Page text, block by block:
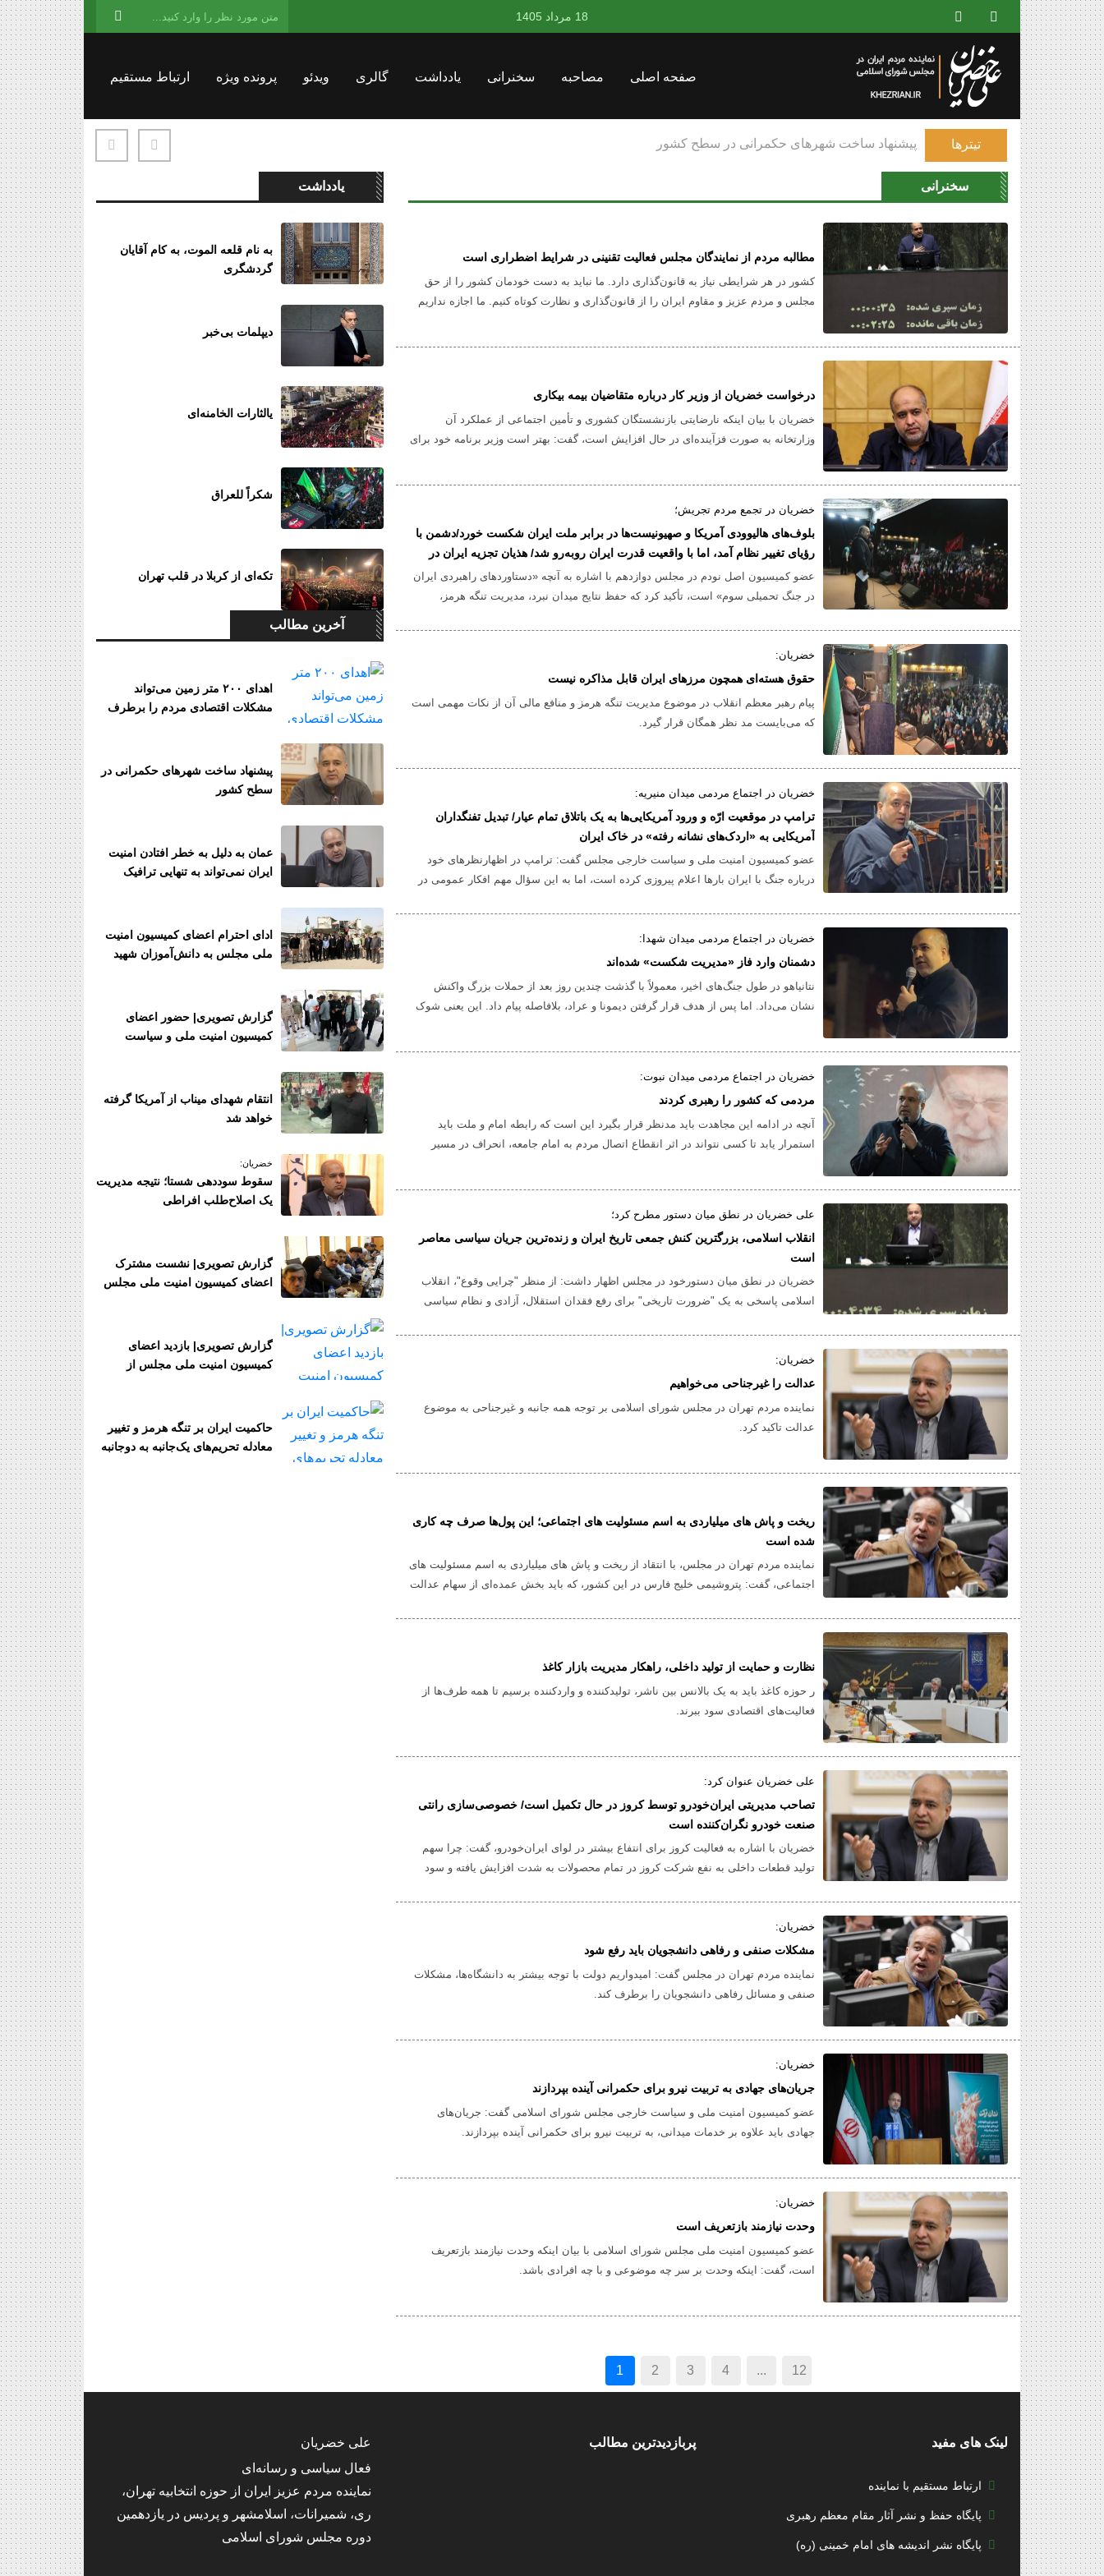
18 مرداد 1405
صفحه اصلی مصاحبه سخنرانی یادداشت گالری ویدئو پرونده ویژه ارتباط مستقیم
تیترها عمان به دلیل به خطر افتادن امنیت ایران نمی‌تواند به تنهایی ترافیک دریایی را در تنگه هرمز اجرایی نماید
سخنرانی
مطالبه مردم از نمایندگان مجلس فعالیت تقنینی در شرایط اضطراری است
کشور در هر شرایطی نیاز به قانون‌گذاری دارد. ما نباید به دست خودمان کشور را از حق
مجلس و مردم عزیز و مقاوم ایران را از قانون‌گذاری و نظارت کوتاه کنیم. ما اجازه نداریم
درخواست خضریان از وزیر کار درباره متقاضیان بیمه بیکاری
خضریان با بیان اینکه نارضایتی بازنشستگان کشوری و تأمین اجتماعی از عملکرد آن
وزارتخانه به صورت فزآینده‌ای در حال افزایش است، گفت: بهتر است وزیر برنامه خود برای
خضریان در تجمع مردم تجریش؛
بلوف‌های هالیوودی آمریکا و صهیونیست‌ها در برابر ملت ایران شکست خورد/دشمن با
رؤیای تغییر نظام آمد، اما با واقعیت قدرت ایران روبه‌رو شد/ هذیان تجزیه ایران در
میدان واقعیت فروپاشید
عضو کمیسیون اصل نودم در مجلس دوازدهم با اشاره به آنچه «دستاوردهای راهبردی ایران
در جنگ تحمیلی سوم» است، تأکید کرد که حفظ نتایج میدان نبرد، مدیریت تنگه هرمز،
خضریان:
حقوق هسته‌ای همچون مرزهای ایران قابل مذاکره نیست
پیام رهبر معظم انقلاب در موضوع مدیریت تنگه هرمز و منافع مالی آن از نکات مهمی است
که می‌بایست مد نظر همگان قرار گیرد.
خضریان در اجتماع مردمی میدان منیریه:
ترامپ در موقعیت ارّه و ورود آمریکایی‌ها به یک باتلاق تمام عیار/ تبدیل تفنگداران
آمریکایی به «اردک‌های نشانه رفته» در خاک ایران
عضو کمیسیون امنیت ملی و سیاست خارجی مجلس گفت: ترامپ در اظهارنظرهای خود
درباره جنگ با ایران بارها اعلام پیروزی کرده است، اما به این سؤال مهم افکار عمومی در
خضریان در اجتماع مردمی میدان شهدا:
دشمنان وارد فاز «مدیریت شکست» شده‌اند
نتانیاهو در طول جنگ‌های اخیر، معمولاً با گذشت چندین روز بعد از حملات بزرگ واکنش
نشان می‌داد. اما پس از هدف قرار گرفتن دیمونا و عراد، بلافاصله پیام داد. این یعنی شوک
خضریان در اجتماع مردمی میدان نبوت:
مردمی که کشور را رهبری کردند
آنچه در ادامه این مجاهدت باید مدنظر قرار بگیرد این است که رابطه امام و ملت باید
استمرار یابد تا کسی نتواند در اثر انقطاع اتصال مردم به امام جامعه، انحراف در مسیر
علی خضریان در نطق میان دستور مطرح کرد؛
انقلاب اسلامی، بزرگترین کنش جمعی تاریخ ایران و زنده‌ترین جریان سیاسی معاصر
است
خضریان در نطق میان دستورخود در مجلس اظهار داشت: از منظر "چرایی وقوع"، انقلاب
اسلامی پاسخی به یک "ضرورت تاریخی" برای رفع فقدان استقلال، آزادی و نظام سیاسی
خضریان:
عدالت را غیرجناحی می‌خواهیم
نماینده مردم تهران در مجلس شورای اسلامی بر توجه همه جانبه و غیرجناحی به موضوع
عدالت تاکید کرد.
ریخت و پاش های میلیاردی به اسم مسئولیت های اجتماعی؛ این پول‌ها صرف چه کاری
شده است
نماینده مردم تهران در مجلس، با انتقاد از ریخت و پاش های میلیاردی به اسم مسئولیت های
اجتماعی، گفت: پتروشیمی خلیج فارس در این کشور، که باید بخش عمده‌ای از سهام عدالت
عینک ها را از فروشگاه برند علی دایی خریداری کنید. خب این یعنی چه؟ در کشور پول‌پاشی
نظارت و حمایت از تولید داخلی، راهکار مدیریت بازار کاغذ
ر حوزه کاغذ باید به یک بالانس بین ناشر، تولیدکننده و واردکننده برسیم تا همه طرف‌ها از
فعالیت‌های اقتصادی سود ببرند.
علی خضریان عنوان کرد:
تصاحب مدیریتی ایران‌خودرو توسط کروز در حال تکمیل است/ خصوصی‌سازی رانتی
صنعت خودرو نگران‌کننده است
خضریان با اشاره به فعالیت کروز برای انتفاع بیشتر در لوای ایران‌خودرو، گفت: چرا سهم
تولید قطعات داخلی به نفع شرکت کروز در تمام محصولات به شدت افزایش یافته و سود
خضریان:
مشکلات صنفی و رفاهی دانشجویان باید رفع شود
نماینده مردم تهران در مجلس گفت: امیدواریم دولت با توجه بیشتر به دانشگاه‌ها، مشکلات
صنفی و مسائل رفاهی دانشجویان را برطرف کند.
خضریان:
جریان‌های جهادی به تربیت نیرو برای حکمرانی آینده بپردازند
عضو کمیسیون امنیت ملی و سیاست خارجی مجلس شورای اسلامی گفت: جریان‌های
جهادی باید علاوه بر خدمات میدانی، به تربیت نیرو برای حکمرانی آینده بپردازند.
خضریان:
وحدت نیازمند بازتعریف است
عضو کمیسیون امنیت ملی مجلس شورای اسلامی با بیان اینکه وحدت نیازمند بازتعریف
است، گفت: اینکه وحدت بر سر چه موضوعی و با چه افرادی باشد.
1 (current)
2 3 4 ... 12
یادداشت
به نام قلعه الموت، به کام آقایان
گردشگری
دیپلمات بی‌خبر
یالثارات الخامنه‌ای
شکراً للعراق
تکه‌ای از کربلا در قلب تهران
آخرین مطالب
اهدای ۲۰۰ متر زمین می‌تواند
مشکلات اقتصادی مردم را برطرف
پیشنهاد ساخت شهرهای حکمرانی در
سطح کشور
عمان به دلیل به خطر افتادن امنیت
ایران نمی‌تواند به تنهایی ترافیک
ادای احترام اعضای کمیسیون امنیت
ملی مجلس به دانش‌آموزان شهید
گزارش تصویری| حضور اعضای
کمیسیون امنیت ملی و سیاست
انتقام شهدای میناب از آمریکا گرفته
خواهد شد
خضریان:
سقوط سوددهی شستا؛ نتیجه مدیر‌یت
یک اصلاح‌طلب افراطی
گزارش تصویری| نشست مشترک
اعضای کمیسیون امنیت ملی مجلس
گزارش تصویری| بازدید اعضای
کمیسیون امنیت ملی مجلس از
حاکمیت ایران بر تنگه هرمز و تغییر
معادله تحریم‌های یک‌جانبه به دوجانبه
لینک های مفید
ارتباط مستقیم با نماینده
پایگاه حفظ و نشر آثار مقام معظم رهبری
پایگاه نشر اندیشه های امام خمینی (ره)
پربازدیدترین مطالب
علی خضریان
فعال سیاسی و رسانه‌ای
نماینده مردم عزیز ایران از حوزه انتخابیه تهران،
ری، شمیرانات، اسلامشهر و پردیس در یازدهمین
دوره مجلس شورای اسلامی